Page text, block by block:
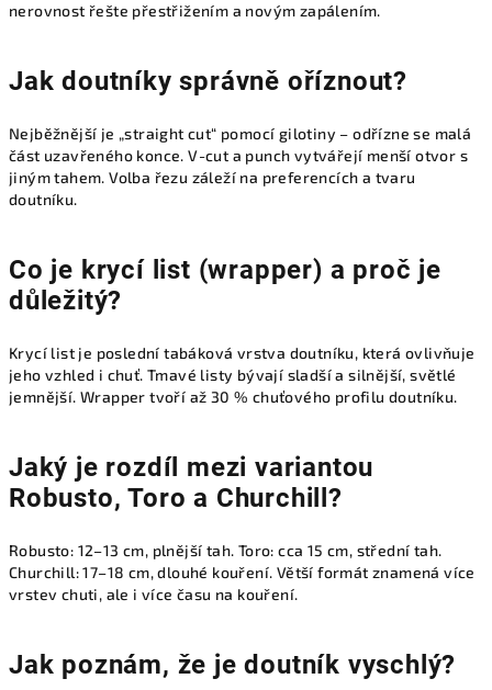
nerovnost řešte přestřižením a novým zapálením.
Jak doutníky správně oříznout?
Nejběžnější je „straight cut“ pomocí gilotiny – odřízne se malá
část uzavřeného konce. V-cut a punch vytvářejí menší otvor s
jiným tahem. Volba řezu záleží na preferencích a tvaru
doutníku.
Co je krycí list (wrapper) a proč je
důležitý?
Krycí list je poslední tabáková vrstva doutníku, která ovlivňuje
jeho vzhled i chuť. Tmavé listy bývají sladší a silnější, světlé
jemnější. Wrapper tvoří až 30 % chuťového profilu doutníku.
Jaký je rozdíl mezi variantou
Robusto, Toro a Churchill?
Robusto: 12–13 cm, plnější tah. Toro: cca 15 cm, střední tah.
Churchill: 17–18 cm, dlouhé kouření. Větší formát znamená více
vrstev chuti, ale i více času na kouření.
Jak poznám, že je doutník vyschlý?